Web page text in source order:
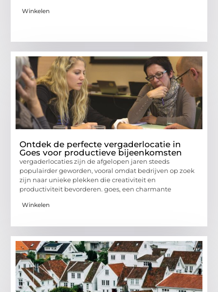
Winkelen
Ontdek de perfecte vergaderlocatie in
Goes voor productieve bijeenkomsten
vergaderlocaties zijn de afgelopen jaren steeds
populairder geworden, vooral omdat bedrijven op zoek
zijn naar unieke plekken die creativiteit en
productiviteit bevorderen. goes, een charmante
Winkelen